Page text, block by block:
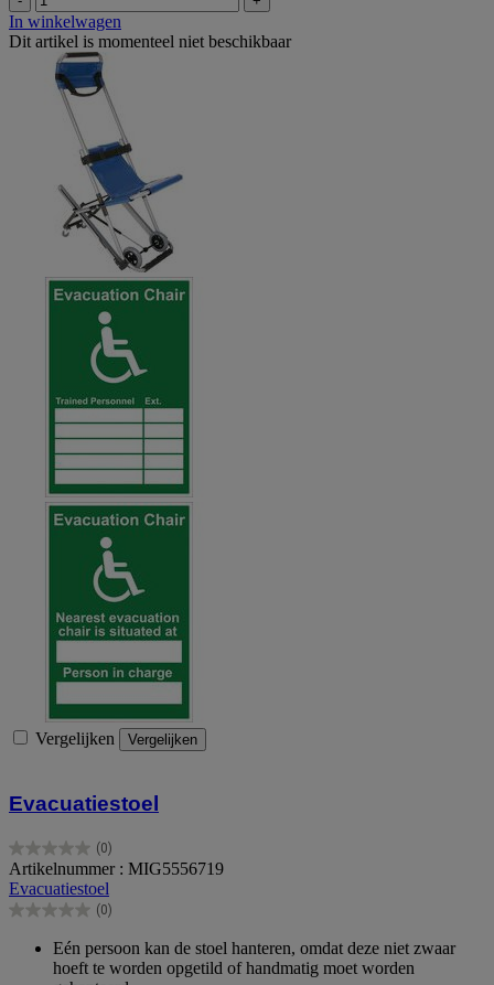
In winkelwagen
Dit artikel is momenteel niet beschikbaar
Vergelijken Vergelijken
Evacuatiestoel
(0)
0.0
van
de
5
Artikelnummer : MIG5556719
Evacuatiestoel
(0)
0.0
Eén persoon kan de stoel hanteren, omdat deze niet zwaar
hoeft te worden opgetild of handmatig moet worden